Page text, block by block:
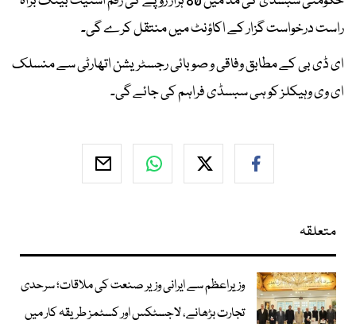
راست درخواست گزار کے اکاؤنٹ میں منتقل کرے گی۔
ای ڈی بی کے مطابق وفاقی و صوبائی رجسٹریشن اتھارٹی سے منسلک
ای وی وہیکلز کو ہی سبسڈی فراہم کی جائے گی۔
متعلقہ
وزیراعظم سے ایرانی وزیر صنعت کی ملاقات؛ سرحدی
تجارت بڑھانے، لاجسٹکس اور کسٹمز طریقہ کار میں